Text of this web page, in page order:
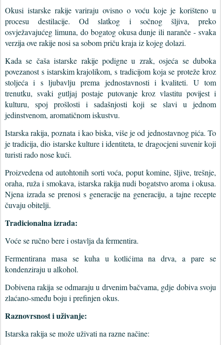
Okusi istarske rakije variraju ovisno o voću koje je korišteno u
procesu destilacije. Od slatkog i sočnog šljiva, preko
osvježavajućeg limuna, do bogatog okusa dunje ili naranče - svaka
verzija ove rakije nosi sa sobom priču kraja iz kojeg dolazi.
Kada se čaša istarske rakije podigne u zrak, osjeća se duboka
povezanost s istarskim krajolikom, s tradicijom koja se proteže kroz
stoljeća i s ljubavlju prema jednostavnosti i kvaliteti. U tom
trenutku, svaki gutljaj postaje putovanje kroz vlastitu povijest i
kulturu, spoj prošlosti i sadašnjosti koji se slavi u jednom
jedinstvenom, aromatičnom iskustvu.
Istarska rakija, poznata i kao biska, više je od jednostavnog pića. To
je tradicija, dio istarske kulture i identiteta, te dragocjeni suvenir koji
turisti rado nose kući.
Proizvedena od autohtonih sorti voća, poput komine, šljive, trešnje,
oraha, ruža i smokava, istarska rakija nudi bogatstvo aroma i okusa.
Njena izrada se prenosi s generacije na generaciju, a tajne recepte
čuvaju obitelji.
Tradicionalna izrada:
Voće se ručno bere i ostavlja da fermentira.
Fermentirana masa se kuha u kotlićima na drva, a pare se
kondenziraju u alkohol.
Dobivena rakija se odmaraju u drvenim bačvama, gdje dobiva svoju
zlaćano-smeđu boju i prefinjen okus.
Raznovrsnost i uživanje:
Istarska rakija se može uživati ​​na razne načine: